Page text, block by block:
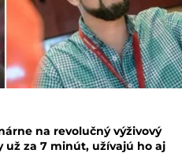
na revolučný výživový
za 7 minút, užívajú ho aj